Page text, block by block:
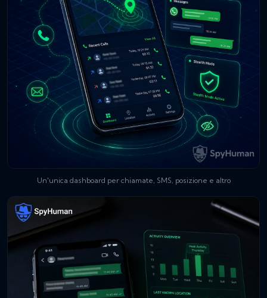
Un'unica dashboard per chiamate, SMS, posizione e altro